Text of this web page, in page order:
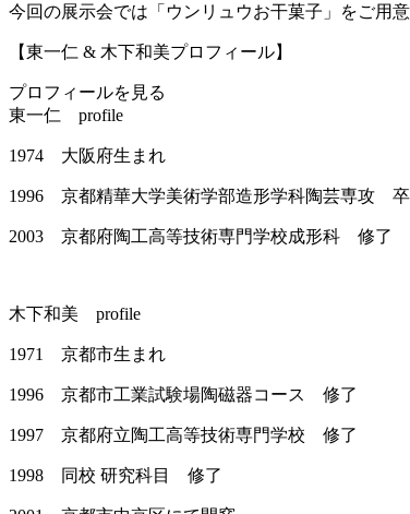
今回の展示会では「ウンリュウお干菓子」をご用
【東一仁 & 木下和美プロフィール】
プロフィールを見る
東一仁 profile
1974 大阪府生まれ
1996 京都精華大学美術学部造形学科陶芸専攻 卒
2003 京都府陶工高等技術専門学校成形科 修了
木下和美 profile
1971 京都市生まれ
1996 京都市工業試験場陶磁器コース 修了
1997 京都府立陶工高等技術専門学校 修了
1998 同校 研究科目 修了